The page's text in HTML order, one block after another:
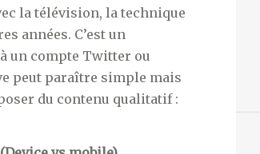
la télévision, la technique
années. C’est un
un compte Twitter ou
peut paraître simple mais
du contenu qualitatif :